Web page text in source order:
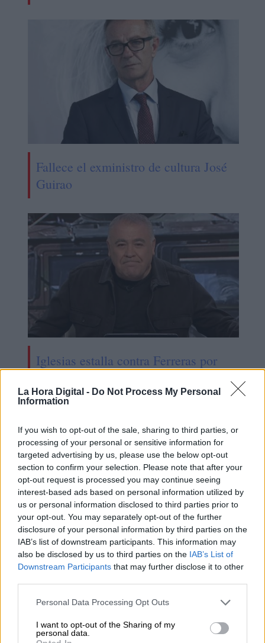
La Hora Digital - Do Not Process My Personal
Information
If you wish to opt-out of the sale, sharing to third parties, or
processing of your personal or sensitive information for
targeted advertising by us, please use the below opt-out
section to confirm your selection. Please note that after your
opt-out request is processed you may continue seeing
interest-based ads based on personal information utilized by
us or personal information disclosed to third parties prior to
your opt-out. You may separately opt-out of the further
disclosure of your personal information by third parties on the
IAB’s list of downstream participants. This information may
also be disclosed by us to third parties on the IAB’s List of
Downstream Participants that may further disclose it to other
Personal Data Processing Opt Outs
I want to opt-out of the Sharing of my
personal data.
Fallece el exministro de cultura José
Guirao
Iglesias estalla contra Ferreras por
OPINIONES DIVERSAS
¿La ciudadanía de Occidente
es consciente del riesgo de
una tercera guerra mundial?
Por Álvaro Frutos Rosado y Gabinete
Geopolítica de Crisis
Suelta y confía
Por María Comesaña
Votantes y votados